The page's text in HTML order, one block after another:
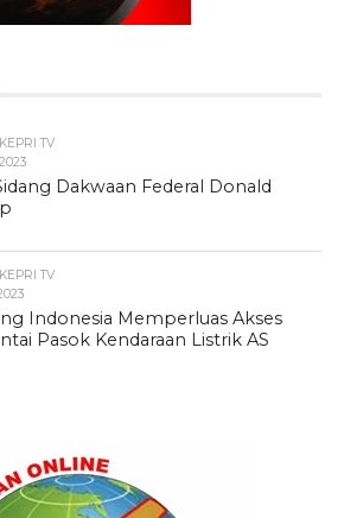
TV
Dakwaan Federal Donald
TV
Indonesia Memperluas Akses
Pasok Kendaraan Listrik AS